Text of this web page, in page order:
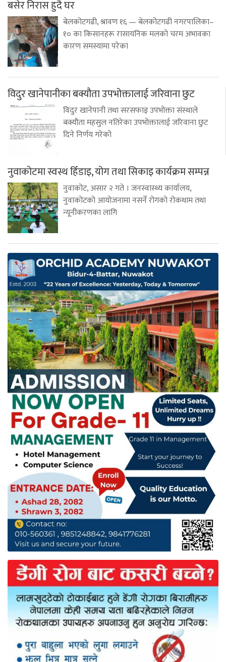
बसेर निरास हुदै घर
बेलकोटगढी, श्रावण १६ — बेलकोटगढी नगरपालिका–
१० का किसानहरू रासायनिक मलको चरम अभावका
कारण समस्यामा परेका
विदुर खानेपानीका बक्यौता उपभोक्तालाई जरिवाना छुट
विदुर खानेपानी तथा सरसफाइ उपभोक्ता संस्थाले
बक्यौता महसुल नतिरेका उपभोक्तालाई जरिवाना छुट
दिने निर्णय गरेको
नुवाकोटमा स्वस्थ हिँडाइ, योग तथा सिकाइ कार्यक्रम सम्पन्न
नुवाकोट, असार २ गते । जनस्वास्थ्य कार्यालय,
नुवाकोटको आयोजनामा नसर्ने रोगको रोकथाम तथा
न्यूनीकरणका लागि